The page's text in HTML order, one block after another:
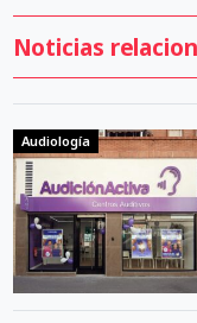
Noticias
Audiología